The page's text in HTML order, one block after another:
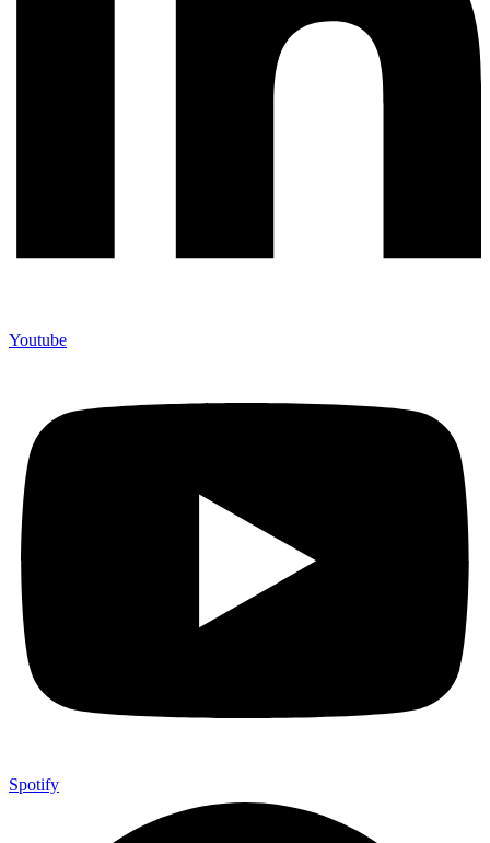
Youtube
Spotify